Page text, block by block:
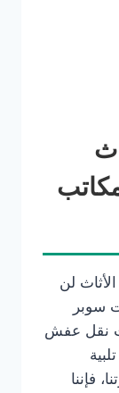
لن
سوبر
نقل عفش
فإننا